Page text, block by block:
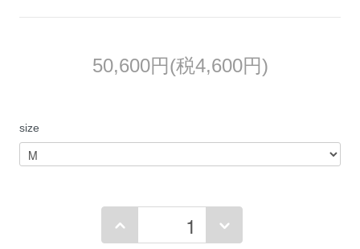
50,600円(税4,600円)
size